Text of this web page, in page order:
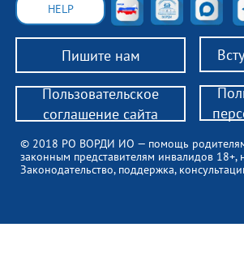
Пишите нам
© 2018 РО ВОРДИ ИО — помощь родителям
законным представителям инвалидов
Законодательство, поддержка,
HELP
Пользовательское
соглашение сайта